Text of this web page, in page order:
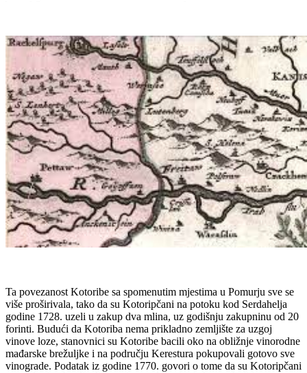
Ta povezanost Kotoribe sa spomenutim mjestima u Pomurju sve se
više proširivala, tako da su Kotoripčani na potoku kod Serdahelja
godine 1728. uzeli u zakup dva mlina, uz godišnju zakupninu od 20
forinti. Budući da Kotoriba nema prikladno zemljište za uzgoj
vinove loze, stanovnici su Kotoribe bacili oko na obližnje vinorodne
mađarske brežuljke i na području Kerestura pokupovali gotovo sve
vinograde. Podatak iz godine 1770. govori o tome da su Kotoripčani